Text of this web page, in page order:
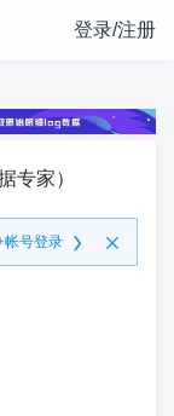
登录/注册
专家）
帐号登录